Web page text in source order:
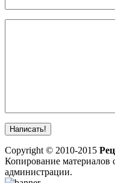
Copyright © 2010-2015
Копирование материалов
администрации.